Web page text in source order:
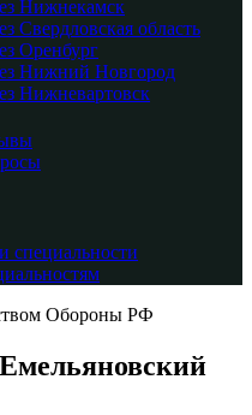
Нижнекамск
Свердловская область
Оренбург
Нижний Новгород
Нижневартовск
специальности
Обороны РФ